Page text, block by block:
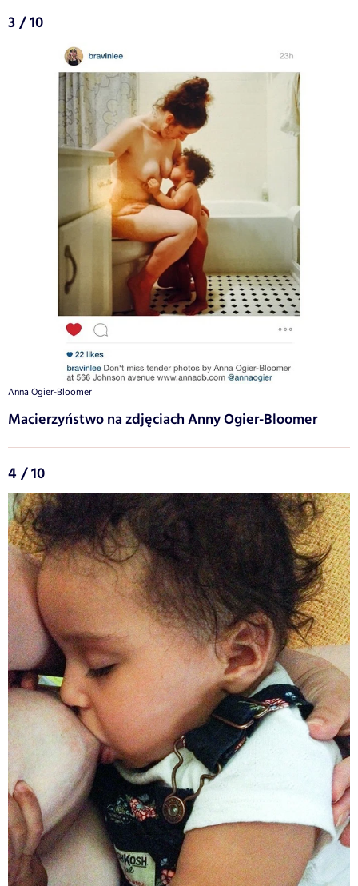
3 / 10
Anna Ogier-Bloomer
Macierzyństwo na zdjęciach Anny Ogier-Bloomer
4 / 10